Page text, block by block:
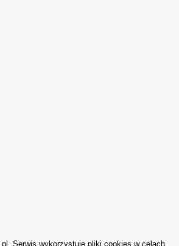
Serwis wykorzystuje pliki cookies w celach